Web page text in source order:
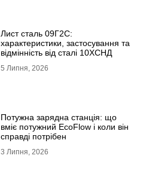
Лист сталь 09Г2С:
характеристики, застосування та
відмінність від сталі 10ХСНД
5 Липня, 2026
Потужна зарядна станція: що
вміє потужний EcoFlow і коли він
справді потрібен
3 Липня, 2026